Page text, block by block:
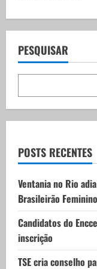
n
a
v
i
g
a
t
i
o
n
PESQUISAR
POSTS RECENTES
Ventania no Rio
Brasileirão Feminino
Candidatos do
inscrição
TSE cria conselho